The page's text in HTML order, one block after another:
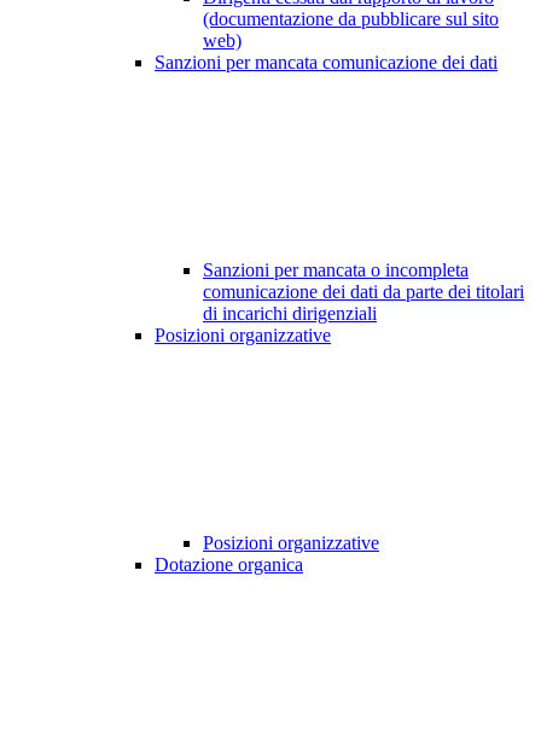
(documentazione da pubblicare sul sito
web)
Sanzioni per mancata comunicazione dei dati
Sanzioni per mancata o incompleta
comunicazione dei dati da parte dei titolari
di incarichi dirigenziali
Posizioni organizzative
Posizioni organizzative
Dotazione organica